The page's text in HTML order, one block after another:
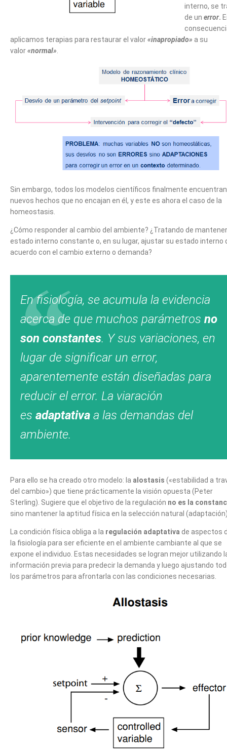
interno, se
de un error.
aplicamos terapias para restaurar el valor«inapropiado» a su
valor«normal»
Sin embargo, todos los modelos científicos finalmente encuentran
nuevos hechos que no encajan en él, y este es ahora el caso de la
homeostasis.
¿Cómo responder al cambio del ambiente? ¿Tratando de
estado interno constante o, en su lugar, ajustar su estado interno
acuerdo con el cambio externo o demanda?
En fisiología, se acumula la evidencia
acerca de que muchos parámetros no
son constantes. Y sus variaciones, en
lugar de significar un error,
aparentemente están diseñadas para
reducir el error. La viaración
es adaptativa a las demandas del
ambiente.
Para ello se ha creado otro modelo: la alostasis («estabilidad a
del cambio») que tiene prácticamente la visión opuesta (Peter
Sterling). Sugiere que el objetivo de la regulación no es la
sino mantener la aptitud física en la selección natural
La condición física obliga a la regulación adaptativa de aspectos
la fisiología para ser eficiente en el ambiente cambiante al que se
expone el individuo. Estas necesidades se logran mejor utilizando
información previa para predecir la demanda y luego ajustando
los parámetros para afrontarla con las condiciones necesarias.